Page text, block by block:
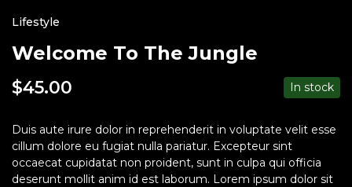
Lifestyle
Welcome To The Jungle
$45.00 In stock
Duis aute irure dolor in reprehenderit in voluptate velit esse
cillum dolore eu fugiat nulla pariatur. Excepteur sint
occaecat cupidatat non proident, sunt in culpa qui officia
deserunt mollit anim id est laborum. Lorem ipsum dolor sit